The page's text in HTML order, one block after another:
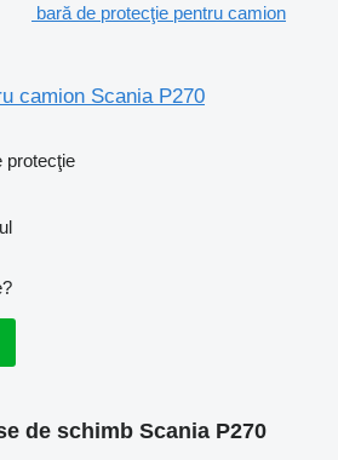
bară de protecţie pentru camion
camion Scania P270
protecţie
de schimb Scania P270